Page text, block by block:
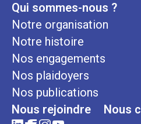
Qui sommes-nous ?
Notre organisation
Notre histoire
Nos engagements
Nos plaidoyers
Nos publications
Nous rejoindre Nous